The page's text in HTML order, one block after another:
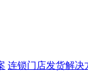
连锁门店发货解决